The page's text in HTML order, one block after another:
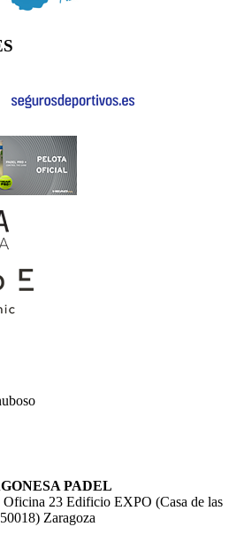
PADEL
Oficina 23 Edificio EXPO (Casa de las
Zaragoza